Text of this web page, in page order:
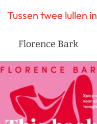
Tussen twee lullen in
Florence Bark